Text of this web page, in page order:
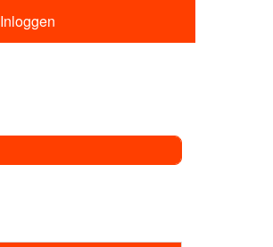
Inloggen